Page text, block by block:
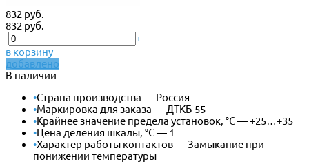
832 руб.
832 руб.
-
+
в корзину
добавлено
В наличии
•Страна производства — Россия
•Маркировка для заказа — ДТКБ-55
•Крайнее значение предела установок, °С — +25…+35
•Цена деления шкалы, °С — 1
•Характер работы контактов — Замыкание при
понижении температуры